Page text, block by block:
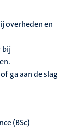
overheden en
bij
ga aan de slag
(BSc)